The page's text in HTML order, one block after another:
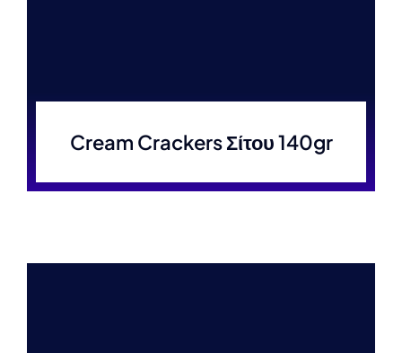
Cream Crackers Σίτου 140gr